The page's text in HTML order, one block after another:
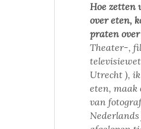
Hoe zetten
over eten,
praten
Theater-,
Utrecht ),
eten, maak
van
Nederlands